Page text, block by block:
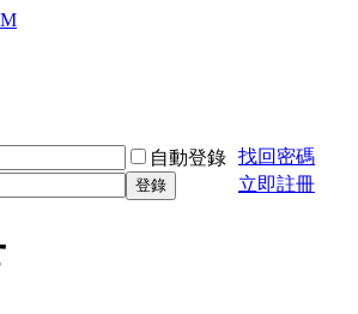
自動登錄 找回密碼
登錄 立即註冊